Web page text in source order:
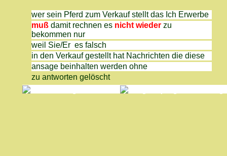
wer sein Pferd zum Verkauf stellt das Ich Erwerbe
muß damit rechnen es nicht wieder zu
bekommen nur
weil Sie/Er es falsch
in den Verkauf gestellt hat Nachrichten die diese
ansage beinhalten werden ohne
zu antworten gelöscht